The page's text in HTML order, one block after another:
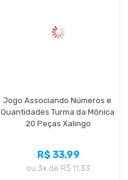
Jogo Associando Números e
Quantidades Turma da Mônica
20 Peças Xalingo
R$ 33,99
ou 3x de R$ 11,33